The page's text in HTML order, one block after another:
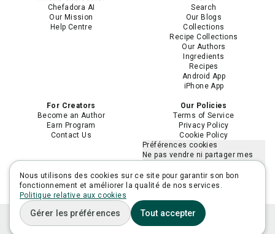
Chefadora AI
Our Mission
Help Centre
Search
Our Blogs
Collections
Recipe Collections
Our Authors
Ingredients
Recipes
Android App
iPhone App
For Creators
Become an Author
Earn Program
Contact Us
Our Policies
Terms of Service
Privacy Policy
Cookie Policy
Préférences cookies
Ne pas vendre ni partager mes
Limiter l'utilisation de mes
informations personnelles
Nous utilisons des cookies sur ce site pour garantir son bon
fonctionnement et améliorer la qualité de nos services.
Politique relative aux cookies
Gérer les préférences Tout accepter